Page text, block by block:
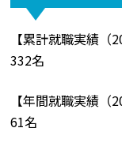
【累計就職実績（
332名
【年間就職実績（
61名